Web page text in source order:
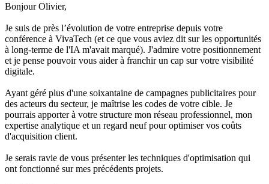
Bonjour Olivier,
Je suis de près l’évolution de votre entreprise depuis votre
conférence à VivaTech (et ce que vous aviez dit sur les opportunités
à long-terme de l'IA m'avait marqué). J'admire votre positionnement
et je pense pouvoir vous aider à franchir un cap sur votre visibilité
digitale.
Ayant géré plus d'une soixantaine de campagnes publicitaires pour
des acteurs du secteur, je maîtrise les codes de votre cible. Je
pourrais apporter à votre structure mon réseau professionnel, mon
expertise analytique et un regard neuf pour optimiser vos coûts
d'acquisition client.
Je serais ravie de vous présenter les techniques d'optimisation qui
ont fonctionné sur mes précédents projets.